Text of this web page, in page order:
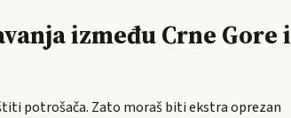
između Crne Gore i
potrošača. Zato moraš biti ekstra oprezan